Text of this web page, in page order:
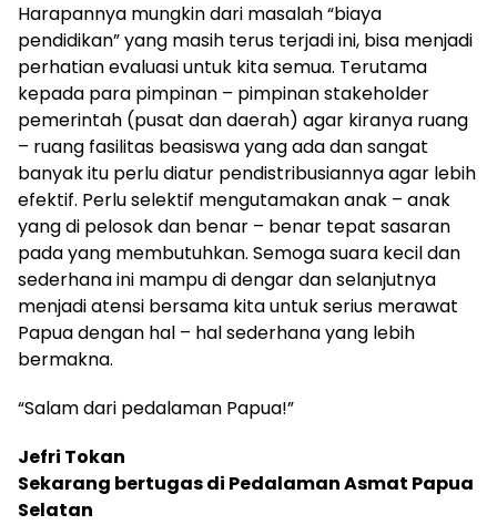
Harapannya mungkin dari masalah “biaya
pendidikan” yang masih terus terjadi ini, bisa menjadi
perhatian evaluasi untuk kita semua. Terutama
kepada para pimpinan – pimpinan stakeholder
pemerintah (pusat dan daerah) agar kiranya ruang
– ruang fasilitas beasiswa yang ada dan sangat
banyak itu perlu diatur pendistribusiannya agar lebih
efektif. Perlu selektif mengutamakan anak – anak
yang di pelosok dan benar – benar tepat sasaran
pada yang membutuhkan. Semoga suara kecil dan
sederhana ini mampu di dengar dan selanjutnya
menjadi atensi bersama kita untuk serius merawat
Papua dengan hal – hal sederhana yang lebih
bermakna.
“Salam dari pedalaman Papua!”
Jefri Tokan
Sekarang bertugas di Pedalaman Asmat Papua
Selatan